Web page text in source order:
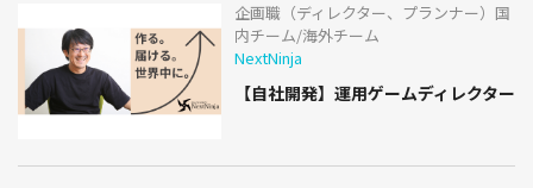
企画職（ディレクター、プランナー）国
内チーム/海外チーム
NextNinja
【自社開発】運用ゲームディレクター